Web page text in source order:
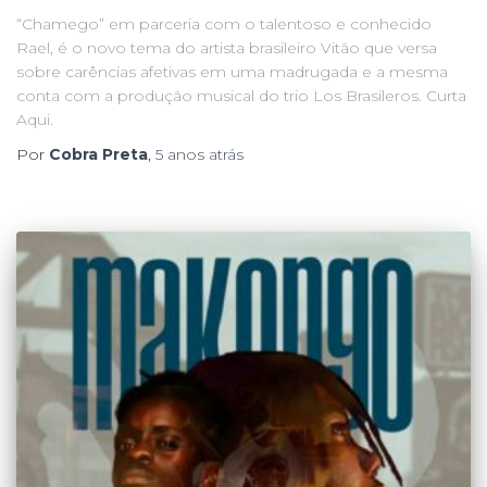
“Chamego” em parceria com o talentoso e conhecido
Rael, é o novo tema do artista brasileiro Vitão que versa
sobre carências afetivas em uma madrugada e a mesma
conta com a produção musical do trio Los Brasileros. Curta
Aqui.
Por Cobra Preta, 5 anos atrás